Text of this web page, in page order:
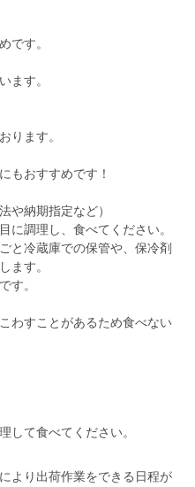
です。
ます。
ります。
もおすすめです！
や納期指定など）
に調理し、食べてください。
と冷蔵庫での保管や、保冷剤
ます。
す。
わすことがあるため食べない
て食べてください。
より出荷作業をできる日程が